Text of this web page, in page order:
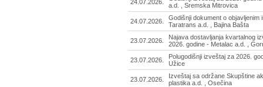
24.07.2026.
a.d. , Sremska Mitrovica
24.07.2026.
Godišnji dokument o objavljenim
Taratrans a.d. , Bajina Bašta
23.07.2026.
Najava dostavljanja kvartalnog
2026. godine - Metalac a.d. ,
23.07.2026.
Polugodišnji izveštaj za 2026.
Užice
23.07.2026.
Izveštaj sa održane Skupštine
plastika a.d. , Osečina